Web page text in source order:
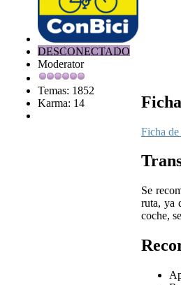
DESCONECTADO
Moderator
Temas: 1852
Karma: 14
Ficha de
Se
ruta, ya
coche,